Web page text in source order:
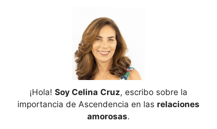
¡Hola! Soy Celina Cruz, escribo sobre la
importancia de Ascendencia en las relaciones
amorosas.